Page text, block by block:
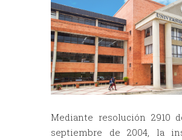
Mediante resolución 2910
septiembre de 2004, la